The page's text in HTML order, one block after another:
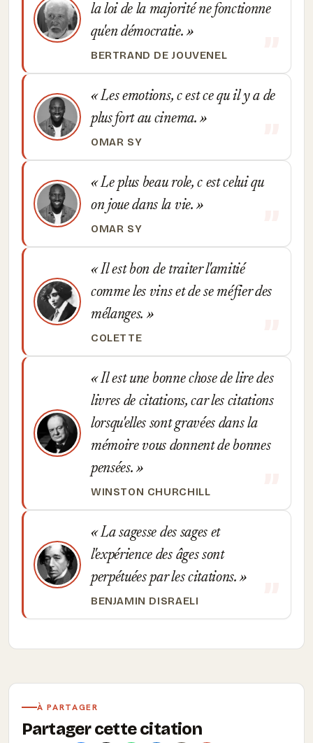
la loi de la majorité ne fonctionne
qu'en démocratie.
BERTRAND DE JOUVENEL
Les emotions, c est ce qu il y a de
plus fort au cinema.
OMAR SY
Le plus beau role, c est celui qu
on joue dans la vie.
OMAR SY
Il est bon de traiter l'amitié
comme les vins et de se méfier des
mélanges.
COLETTE
Il est une bonne chose de lire des
livres de citations, car les citations
lorsqu'elles sont gravées dans la
mémoire vous donnent de bonnes
pensées.
WINSTON CHURCHILL
La sagesse des sages et
l'expérience des âges sont
perpétuées par les citations.
BENJAMIN DISRAELI
À PARTAGER
Partager cette citation